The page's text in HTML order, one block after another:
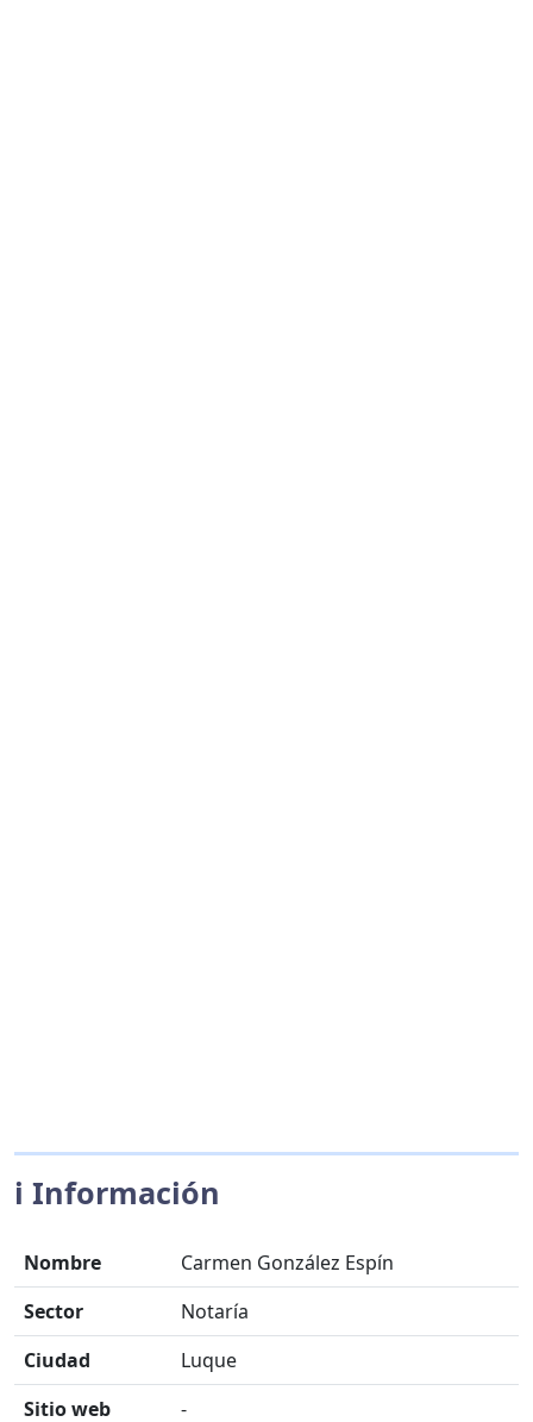
ℹ️ Información
Nombre
Carmen González Espín
Sector
Notaría
Ciudad
Luque
Sitio web
-